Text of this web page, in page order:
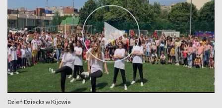
Dzień Dziecka w Kijowie